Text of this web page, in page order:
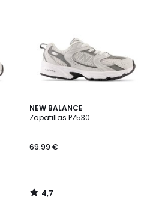
NEW BALANCE
Zapatillas PZ530
69.99 €
4,7
/ 5
4,7
/